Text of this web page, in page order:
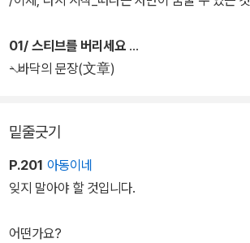
01/ 스티브를 버리세요
- 바닥의 문장(文章)
밑줄긋기
P.201 아동이네
잊지 말아야 할 것입니다.
어떤가요?